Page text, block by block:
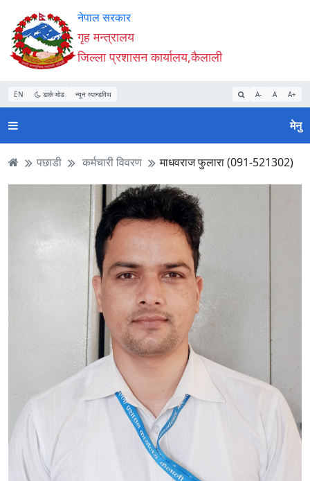
Accessibility
Mode
सुरु
गर्नुहोस्
सामाग्री
पढ्नुहाेस्
नेभिगेसन
पढ्नुहाेस्
वेबसाइट
खोजमा
जानुहोस्
नेपाल सरकार
गृह मन्त्रालय
जिल्ला प्रशासन कार्यालय,कैलाली
EN डार्क मोड न्यून व्यान्डविथ A- A A+
मेनु
पछाडी कर्मचारी विवरण माधवराज फुलारा (091-521302)